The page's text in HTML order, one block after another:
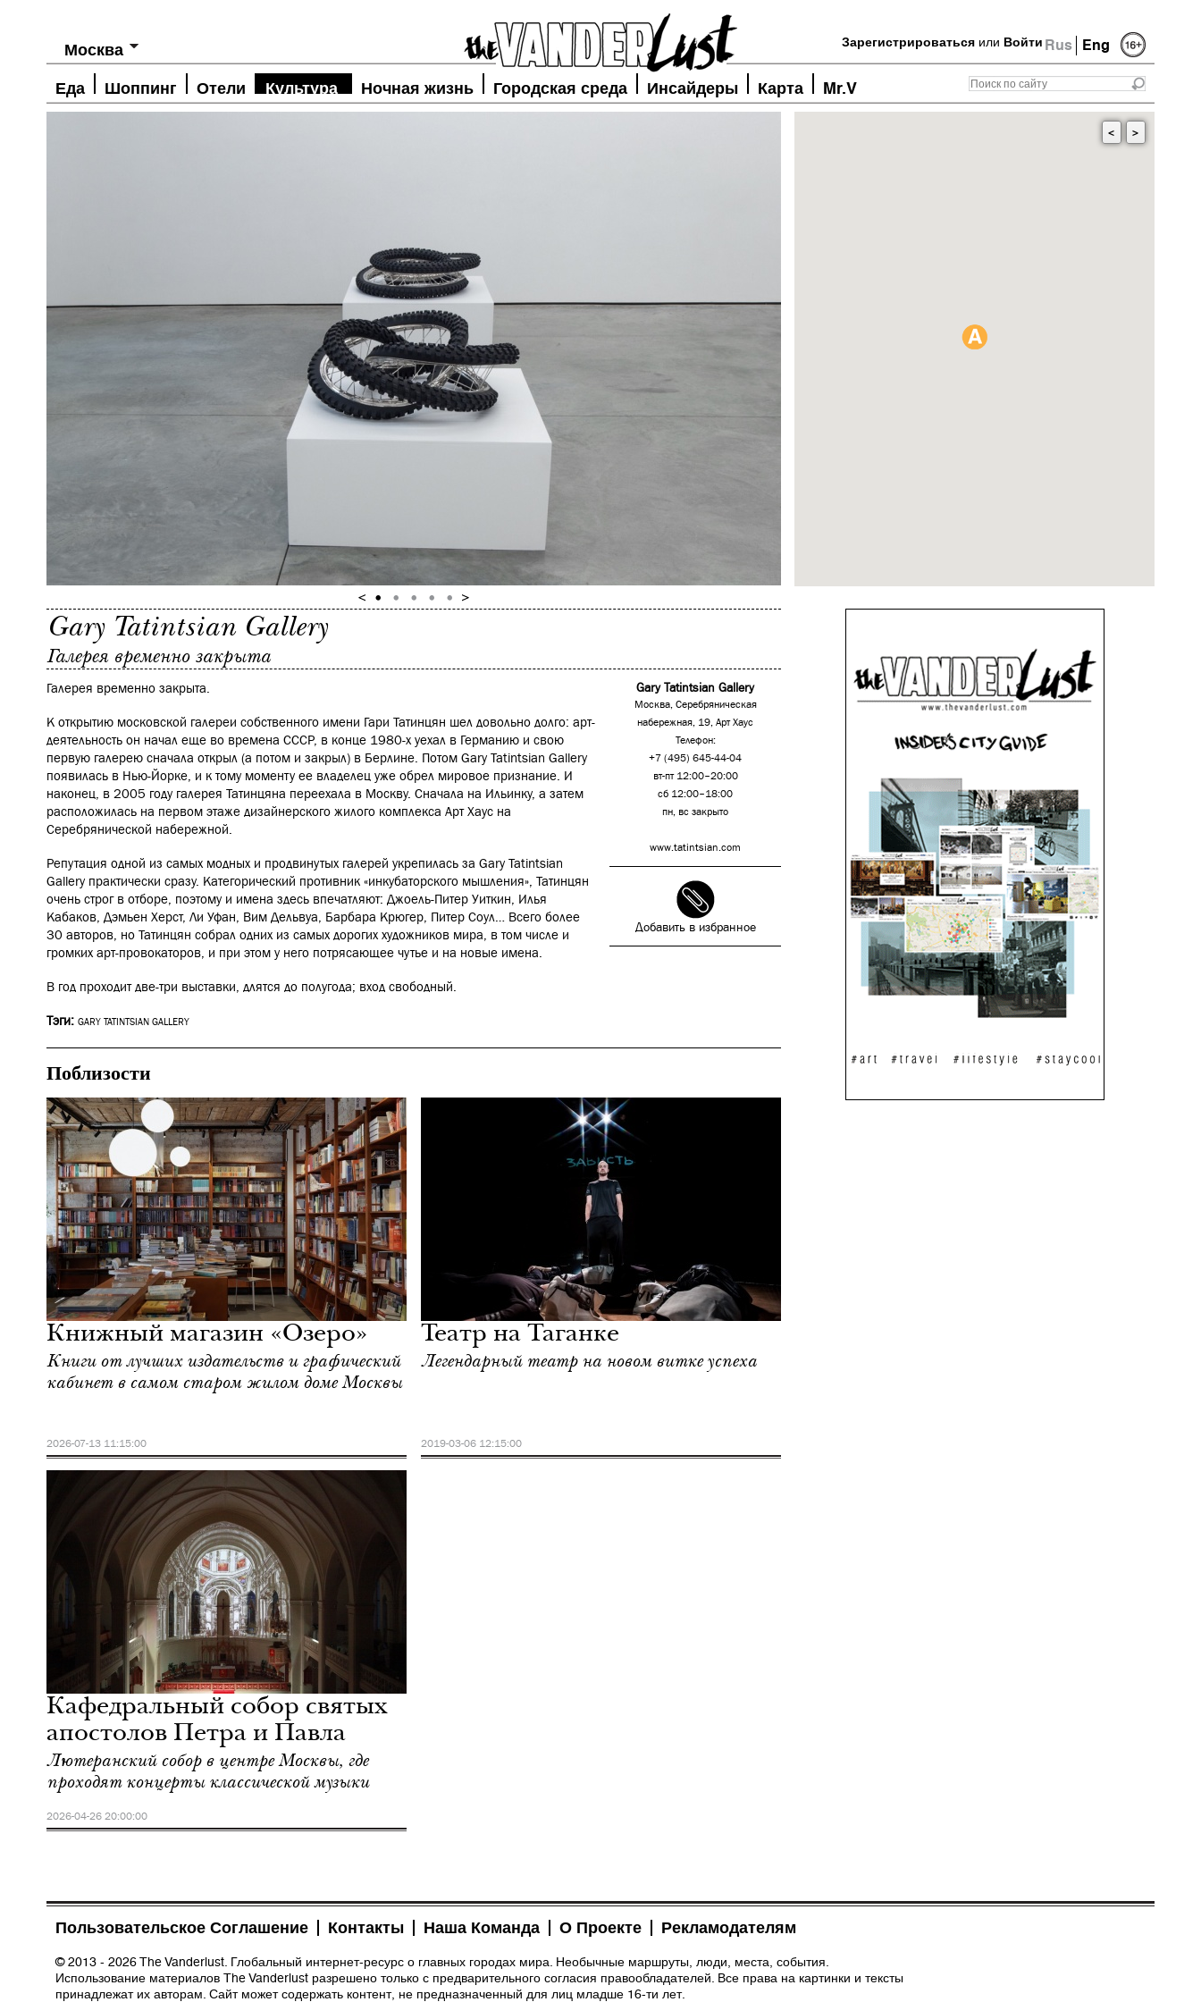
Rus Eng
Зарегистрироваться или Войти
Москва
Еда Шоппинг Отели Культура Ночная жизнь Городская среда Инсайдеры Карта Mr.V
< >
Gary Tatintsian Gallery
Галерея временно закрыта
Gary Tatintsian Gallery
Москва, Серебряническая
набережная, 19, Арт Хаус
Телефон:
+7 (495) 645-44-04
вт-пт 12:00–20:00
сб 12:00–18:00
пн, вс закрыто
www.tatintsian.com
Добавить в избранное
Галерея временно закрыта.
К открытию московской галереи собственного имени Гари Татинцян шел довольно долго: арт-
деятельность он начал еще во времена СССР, в конце 1980-х уехал в Германию и свою
первую галерею сначала открыл (а потом и закрыл) в Берлине. Потом Gary Tatintsian Gallery
появилась в Нью-Йорке, и к тому моменту ее владелец уже обрел мировое признание. И
наконец, в 2005 году галерея Татинцяна переехала в Москву. Сначала на Ильинку, а затем
расположилась на первом этаже дизайнерского жилого комплекса Арт Хаус на
Серебрянической набережной.
Репутация одной из самых модных и продвинутых галерей укрепилась за Gary Tatintsian
Gallery практически сразу. Категорический противник «инкубаторского мышления», Татинцян
очень строг в отборе, поэтому и имена здесь впечатляют: Джоель-Питер Уиткин, Илья
Кабаков, Дэмьен Херст, Ли Уфан, Вим Дельвуа, Барбара Крюгер, Питер Соул… Всего более
30 авторов, но Татинцян собрал одних из самых дорогих художников мира, в том числе и
громких арт-провокаторов, и при этом у него потрясающее чутье и на новые имена.
В год проходит две-три выставки, длятся до полугода; вход свободный.
Тэги: GARY TATINTSIAN GALLERY
Поблизости
Книжный магазин «Озеро»
Книги от лучших издательств и графический
кабинет в самом старом жилом доме Москвы
2026-07-13 11:15:00
Культура
Москва
Театр на Таганке
Легендарный театр на новом витке успеха
2019-03-06 12:15:00
Кафедральный собор святых
апостолов Петра и Павла
Лютеранский собор в центре Москвы, где
проходят концерты классической музыки
2026-04-26 20:00:00
Пользовательское Соглашение Контакты Наша Команда О Проекте Рекламодателям
© 2013 - 2026 The Vanderlust. Глобальный интернет-ресурс о главных городах мира. Необычные маршруты, люди, места, события.
Использование материалов The Vanderlust разрешено только с предварительного согласия правообладателей. Все права на картинки и тексты
принадлежат их авторам. Сайт может содержать контент, не предназначенный для лиц младше 16-ти лет.